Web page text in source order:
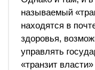
называемый
находятся в
здоровья,
управлять
«транзит